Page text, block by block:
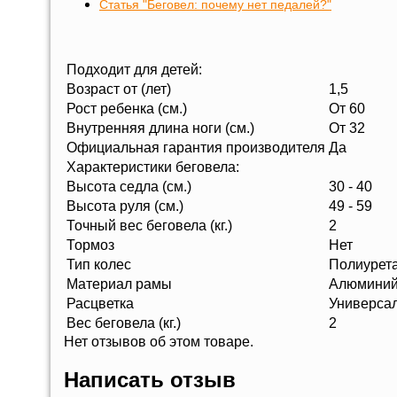
Статья "Беговел: почему нет педалей?"
Подходит для детей:
Возраст от (лет)
1,5
Рост ребенка (см.)
От 60
Внутренняя длина ноги (см.)
От 32
Официальная гарантия производителя Да
Характеристики беговела:
Высота седла (см.)
30 - 40
Высота руля (см.)
49 - 59
Точный вес беговела (кг.)
2
Тормоз
Нет
Тип колес
Материал рамы
Алюминий
Расцветка
Вес беговела (кг.)
2
Нет отзывов об этом товаре.
Написать отзыв